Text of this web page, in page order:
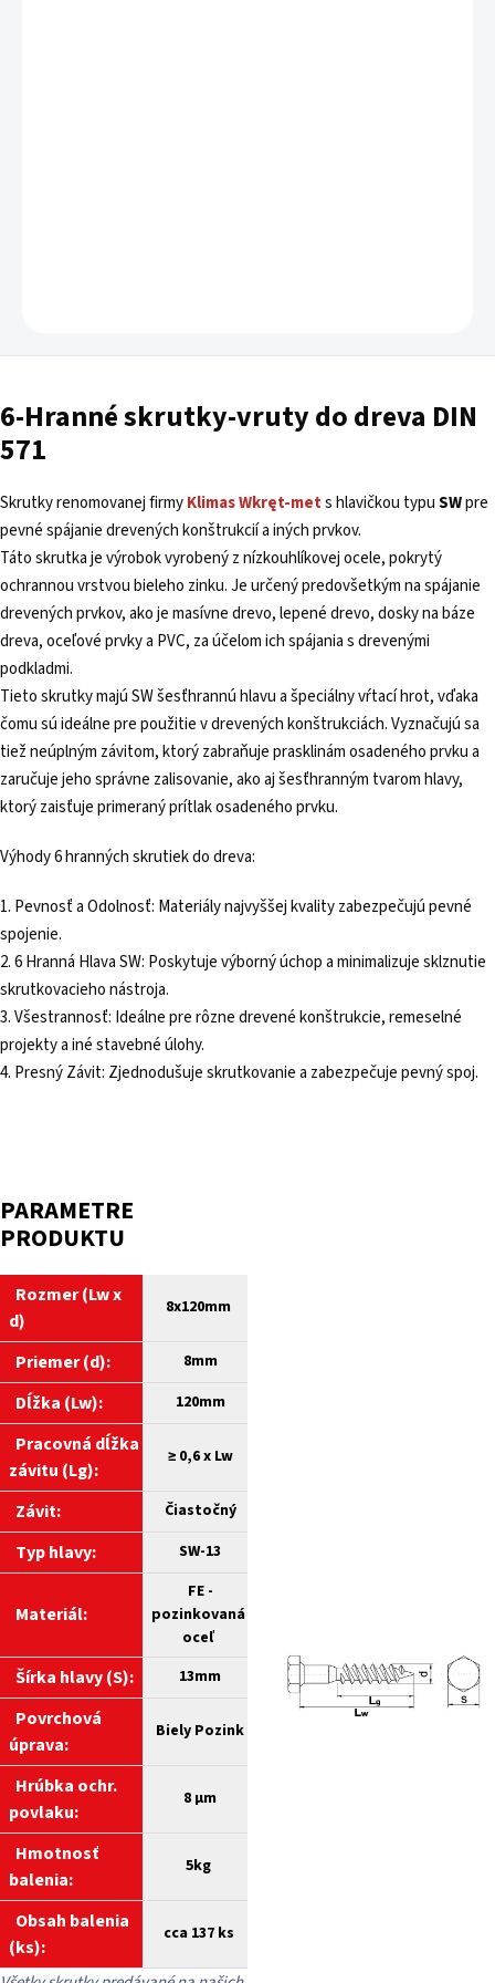
6-Hranné skrutky-vruty do dreva DIN
571
Skrutky renomovanej firmyKlimasWkręt-mets hlavičkou typuSWpre
pevné spájanie drevených konštrukcií a iných prvkov.
Táto skrutka je výrobok vyrobený z nízkouhlíkovej ocele, pokrytý
ochrannou vrstvou bieleho zinku. Je určený predovšetkým na spájanie
drevených prvkov, ako je masívne drevo, lepené drevo, dosky na báze
dreva, oceľové prvky a PVC, za účelom ich spájania s drevenými
podkladmi.
Tieto skrutky majú SW šesťhrannú hlavu a špeciálny vŕtací hrot, vďaka
čomu sú ideálne pre použitie v drevených konštrukciách. Vyznačujú sa
tiež neúplným závitom, ktorý zabraňuje prasklinám osadeného prvku a
zaručuje jeho správne zalisovanie, ako aj šesťhranným tvarom hlavy,
ktorý zaisťuje primeraný prítlak osadeného prvku.
Výhody 6 hranných skrutiek do dreva:
1. Pevnosť a Odolnosť: Materiály najvyššej kvality zabezpečujú pevné
spojenie.
2. 6 Hranná Hlava SW: Poskytuje výborný úchop a minimalizuje sklznutie
skrutkovacieho nástroja.
3. Všestrannosť: Ideálne pre rôzne drevené konštrukcie, remeselné
projekty a iné stavebné úlohy.
4. Presný Závit: Zjednodušuje skrutkovanie a zabezpečuje pevný spoj.
PARAMETRE
PRODUKTU
Rozmer (Lw x
d)
8x120mm
Priemer (d): 8mm
Dĺžka (Lw): 120mm
Pracovná dĺžka
závitu (Lg):
≥ 0,6 x Lw
Závit: Čiastočný
Typ hlavy: SW-13
Materiál:
FE -
pozinkovaná
oceľ
Šírka hlavy (S): 13mm
Povrchová
úprava:
Biely Pozink
Hrúbka ochr.
povlaku:
8 µm
Hmotnosť
balenia:
5kg
Obsah balenia
(ks):
cca 137 ks